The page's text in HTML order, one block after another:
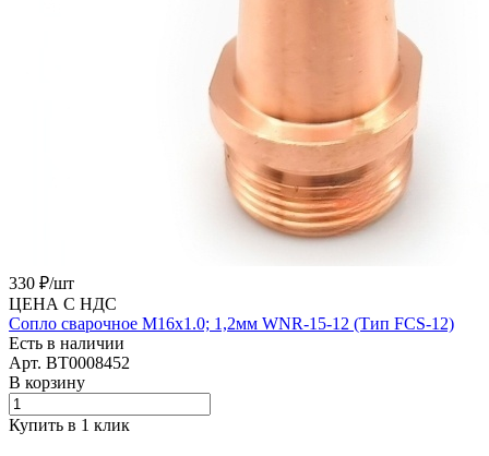
330 ₽/шт
ЦЕНА С НДС
Сопло сварочное M16х1.0; 1,2мм WNR-15-12 (Тип FCS-12)
Есть в наличии
Арт. BT0008452
В корзину
Купить в 1 клик